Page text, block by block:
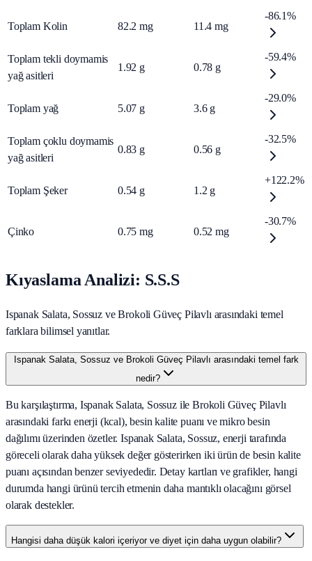
Toplam Kolin 82.2 mg 11.4 mg
-86.1%
Toplam tekli doymamis
yağ asitleri
1.92 g 0.78 g
-59.4%
Toplam yağ 5.07 g 3.6 g
-29.0%
Toplam çoklu doymamis
yağ asitleri
0.83 g 0.56 g
-32.5%
Toplam Şeker 0.54 g 1.2 g
+122.2%
Çinko 0.75 mg 0.52 mg
-30.7%
Kıyaslama Analizi: S.S.S
Ispanak Salata, Sossuz ve Brokoli Güveç Pilavlı arasındaki temel
farklara bilimsel yanıtlar.
Ispanak Salata, Sossuz ve Brokoli Güveç Pilavlı arasındaki temel fark
nedir?
Bu karşılaştırma, Ispanak Salata, Sossuz ile Brokoli Güveç Pilavlı
arasındaki farkı enerji (kcal), besin kalite puanı ve mikro besin
dağılımı üzerinden özetler. Ispanak Salata, Sossuz, enerji tarafında
göreceli olarak daha yüksek değer gösterirken iki ürün de besin kalite
puanı açısından benzer seviyededir. Detay kartları ve grafikler, hangi
durumda hangi ürünü tercih etmenin daha mantıklı olacağını görsel
olarak destekler.
Hangisi daha düşük kalori içeriyor ve diyet için daha uygun olabilir?